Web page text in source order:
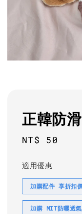
正韓防
Regular
NT$ 50
適用優惠
加購配件 享折扣
加購 MIT防曬透